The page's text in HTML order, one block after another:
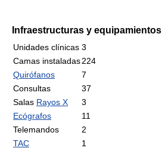
Infraestructuras y equipamientos
Unidades clínicas 3
Camas instaladas224
Quirófanos
7
Consultas
37
Salas Rayos X
3
Ecógrafos
11
Telemandos
2
TAC
1